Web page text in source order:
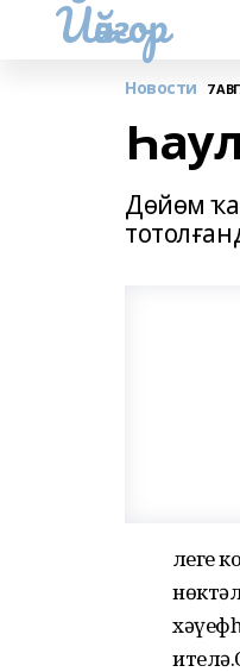
Йәйғор
Новости 7
Дөйөм
Әлеге